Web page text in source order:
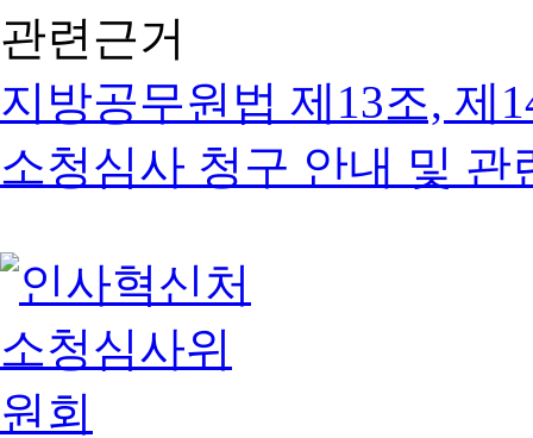
관련근거
지방공무원법 제13조, 제
소청심사 청구 안내 및 관